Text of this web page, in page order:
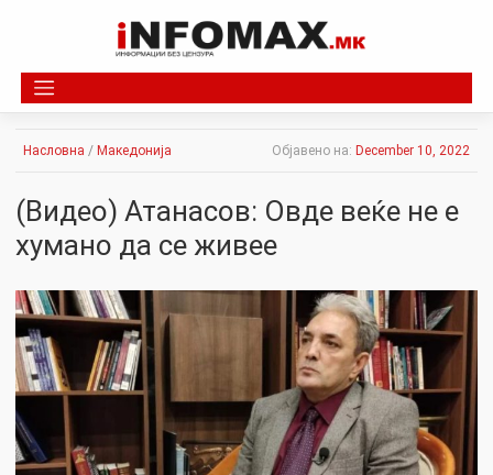
Насловна / Македонија Објавено на: December 10, 2022
(Видео) Атанасов: Овде веќе не е
хумано да се живее